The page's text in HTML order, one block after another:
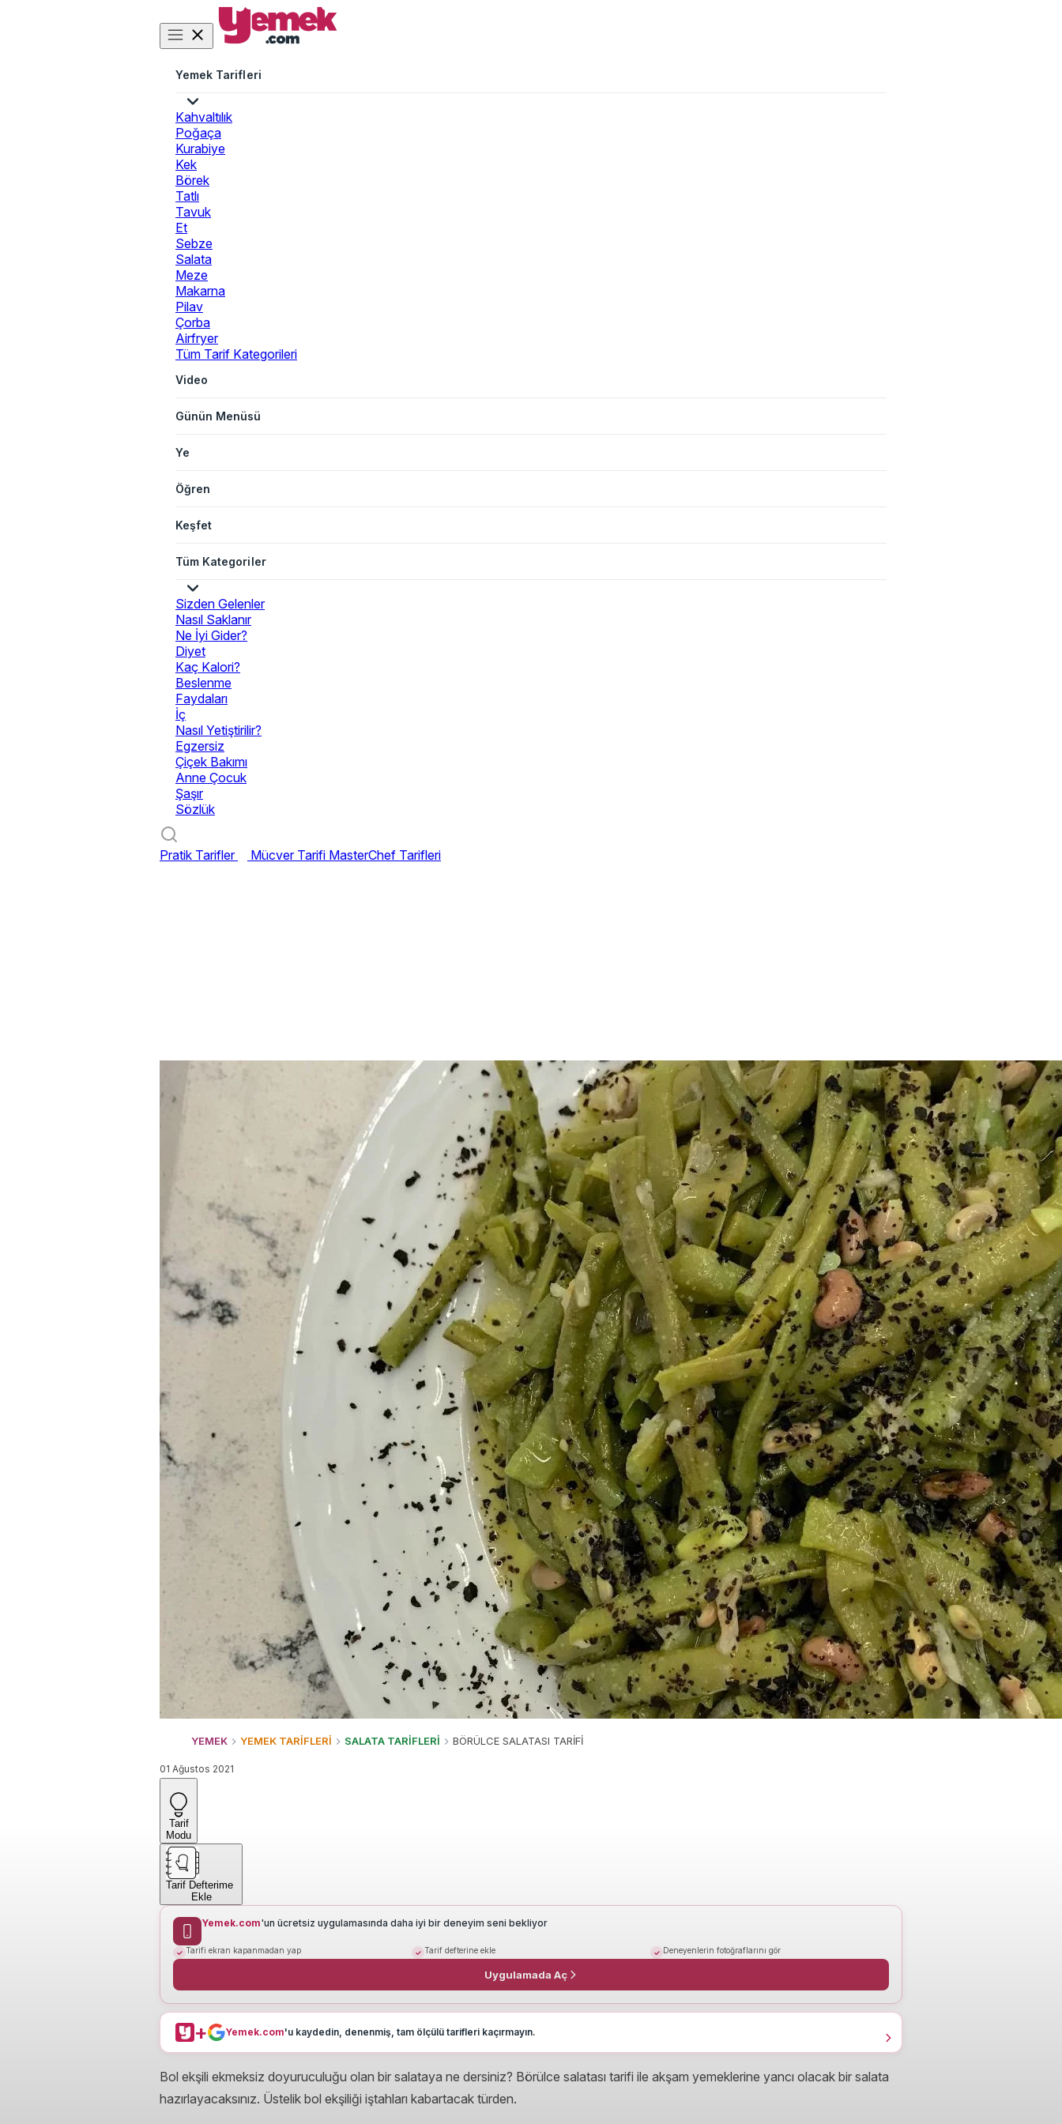
Yemek Tarifleri
Kahvaltılık
Poğaça
Kurabiye
Kek
Börek
Tatlı
Tavuk
Et
Sebze
Salata
Meze
Makarna
Pilav
Çorba
Airfryer
Tüm Tarif Kategorileri
Video
Günün Menüsü
Ye
Öğren
Keşfet
Tüm Kategoriler
Sizden Gelenler
Nasıl Saklanır
Ne İyi Gider?
Diyet
Kaç Kalori?
Beslenme
Faydaları
İç
Nasıl Yetiştirilir?
Egzersiz
Çiçek Bakımı
Anne Çocuk
Şaşır
Sözlük
Pratik Tarifler Mücver Tarifi MasterChef Tarifleri
YEMEK YEMEK TARİFLERİ SALATA TARİFLERİ BÖRÜLCE SALATASI TARİFİ
01 Ağustos 2021
Tarif
Modu
Tarif Defterime
Ekle
Yemek.com'un ücretsiz uygulamasında daha iyi bir deneyim seni bekliyor
Tarifi ekran kapanmadan yap Tarif defterine ekle Deneyenlerin fotoğraflarını gör
Uygulamada Aç
+ Yemek.com'u kaydedin, denenmiş, tam ölçülü tarifleri kaçırmayın.
Bol ekşili ekmeksiz doyuruculuğu olan bir salataya ne dersiniz? Börülce salatası tarifi ile akşam yemeklerine yancı olacak bir salata
hazırlayacaksınız. Üstelik bol ekşiliği iştahları kabartacak türden.